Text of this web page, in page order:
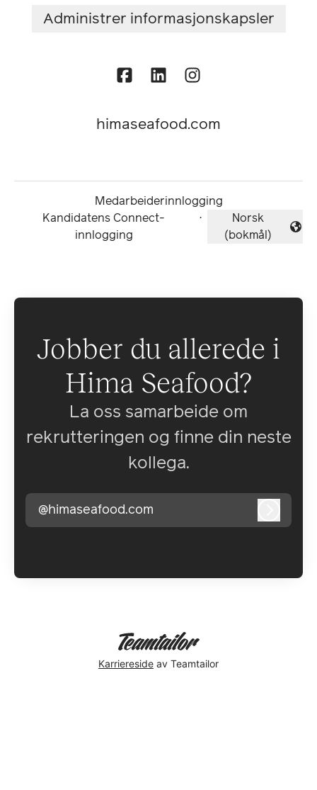
Administrer informasjonskapsler
himaseafood.com
Medarbeiderinnlogging
Kandidatens Connect-
innlogging
·
Endre språk
Norsk
(bokmål)
Jobber du allerede i
Hima Seafood?
La oss samarbeide om
rekrutteringen og finne din neste
kollega.
@himaseafood.com
Karriereside av Teamtailor